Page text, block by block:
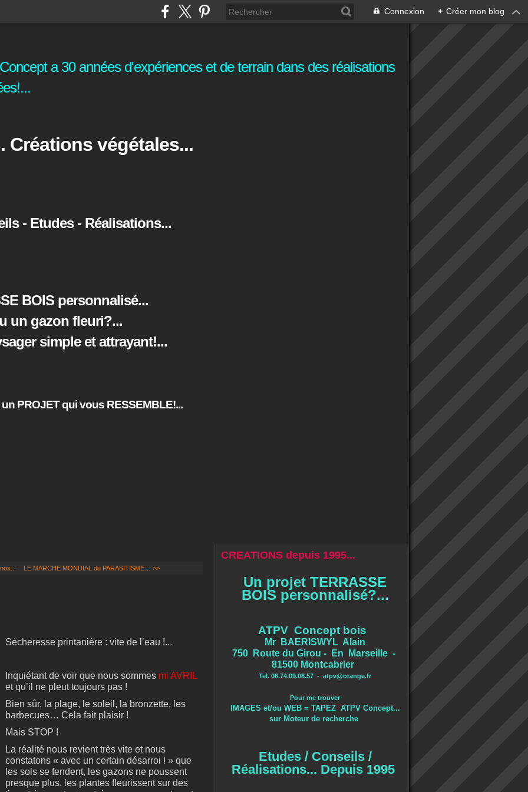
Connexion + Créer mon blog
a 30 années d'expériences et de terrain dans des réalisations
Créations végétales...
- Etudes - Réalisations...
BOIS personnalisé...
un gazon fleuri?...
simple et attrayant!...
un PROJET qui vous RESSEMBLE!...
LE MARCHE MONDIAL du PARASITISME… >>
Sécheresse printanière : vite de l’eau !...
Inquiétant de voir que nous sommes mi AVRIL
et qu’il ne pleut toujours pas !
Bien sûr, la plage, le soleil, la bronzette, les
barbecues… Cela fait plaisir !
Mais STOP !
La réalité nous revient très vite et nous
constatons « avec un certain désarroi ! » que
les sols se fendent, les gazons ne poussent
presque plus, les plantes fleurissent sur des
CREATIONS depuis 1995...
Un projet TERRASSE
BOIS personnalisé?...
ATPV Concept bois
Mr BAERISWYL Alain
750 Route du Girou - En Marseille -
81500 Montcabrier
Tel. 06.74.09.08.57 - atpv@orange.fr
Pour me trouver
IMAGES et/ou WEB = TAPEZ ATPV Concept...
sur Moteur de recherche
Etudes / Conseils /
Réalisations... Depuis 1995